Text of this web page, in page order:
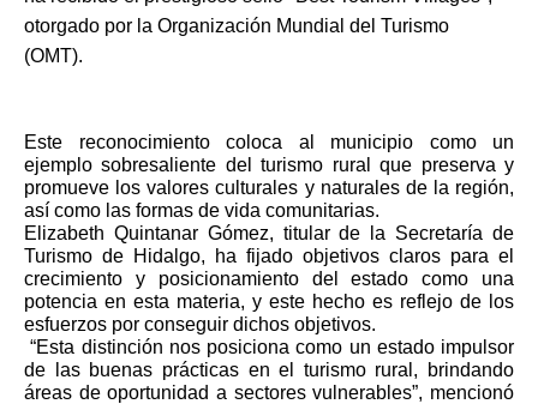
otorgado por la Organización Mundial del Turismo
(OMT).
Este reconocimiento coloca al municipio como un
ejemplo sobresaliente del turismo rural que preserva y
promueve los valores culturales y naturales de la región,
así como las formas de vida comunitarias.
Elizabeth Quintanar Gómez, titular de la Secretaría de
Turismo de Hidalgo, ha fijado objetivos claros para el
crecimiento y posicionamiento del estado como una
potencia en esta materia, y este hecho es reflejo de los
esfuerzos por conseguir dichos objetivos.
“Esta distinción nos posiciona como un estado impulsor
de las buenas prácticas en el turismo rural, brindando
áreas de oportunidad a sectores vulnerables”, mencionó